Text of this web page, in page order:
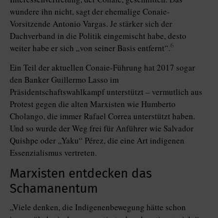
wundere ihn nicht, sagt der ehemalige Conaie-
Vorsitzende Antonio Vargas. Je stärker sich der
Dachverband in die Politik eingemischt habe, desto
weiter habe er sich „von seiner Basis entfernt“.6
Ein Teil der aktuellen Conaie-Führung hat 2017 sogar
den Banker Guillermo Lasso im
Präsidentschaftswahlkampf unterstützt – vermutlich aus
Protest gegen die alten Marxisten wie Humberto
Cholango, die immer Rafael Correa unterstützt haben.
Und so wurde der Weg frei für Anführer wie Salvador
Quishpe oder „Yaku“ Pérez, die eine Art indigenen
Essenzialismus vertreten.
Marxisten entdecken das
Schamanentum
„Viele denken, die Indigenenbewegung hätte schon